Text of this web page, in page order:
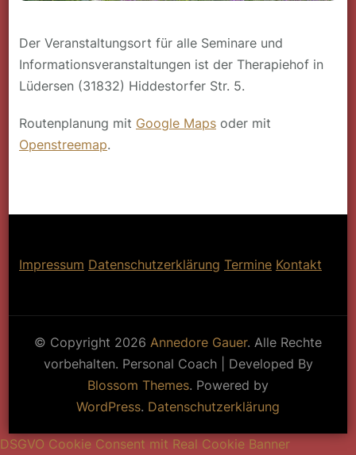
Der Veranstaltungsort für alle Seminare und
Informationsveranstaltungen ist der Therapiehof in
Lüdersen (31832) Hiddestorfer Str. 5.
Routenplanung mit Google Mapsoder mit
Openstreemap.
Impressum Datenschutzerklärung Termine Kontakt
© Copyright 2026 Annedore Gauer. Alle Rechte
vorbehalten. Personal Coach | Developed By
Blossom Themes. Powered by
WordPress. Datenschutzerklärung
DSGVO Cookie Consent mit Real Cookie Banner